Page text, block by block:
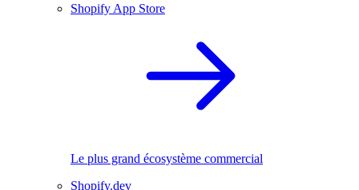
Shopify App Store
Le plus grand écosystème commercial
Shopify.dev